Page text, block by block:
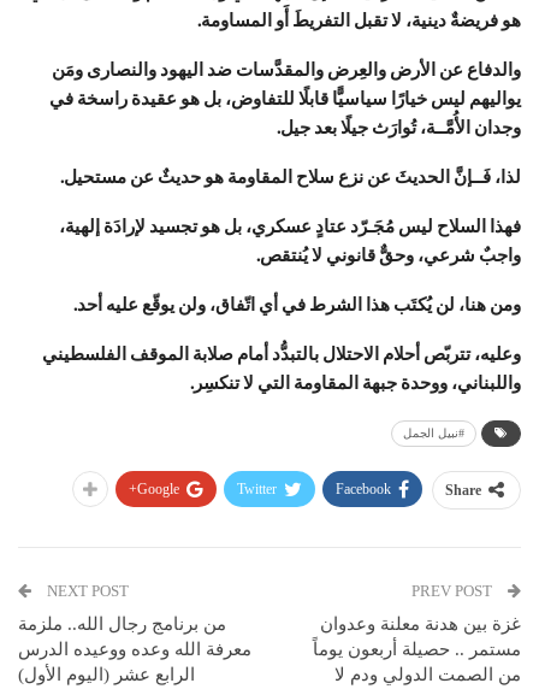
هو فريضةٌ دينية، لا تقبل التفريطَ أَو المساومة.
والدفاع عن الأرض والعِرض والمقدَّسات ضد اليهود والنصارى ومَن
يواليهم ليس خيارًا سياسيًّا قابلًا للتفاوض، بل هو عقيدة راسخة في
وجدان الأُمَّــة، تُوارَث جيلًا بعد جيل.
لذا، فَــإنَّ الحديثَ عن نزع سلاح المقاومة هو حديثٌ عن مستحيل.
فهذا السلاح ليس مُجَـرّد عتادٍ عسكري، بل هو تجسيد لإرادَة إلهية،
واجبٌ شرعي، وحقٌّ قانوني لا يُنتقص.
ومن هنا، لن يُكتَب هذا الشرط في أي اتّفاق، ولن يوقّع عليه أحد.
وعليه، تتربّص أحلام الاحتلال بالتبدُّد أمام صلابة الموقف الفلسطيني
واللبناني، ووحدة جبهة المقاومة التي لا تنكسِر.
#نبيل الجمل
Share
Facebook
Twitter
Google+
غزة بين هدنة معلنة وعدوان
مستمر .. حصيلة أربعون يوماً
من الصمت الدولي ودم لا
NEXT POST
من برنامج رجال الله.. ملزمة
معرفة الله وعده ووعيده الدرس
الرابع عشر (اليوم الأول)